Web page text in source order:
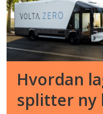
Hvordan
splitter ny